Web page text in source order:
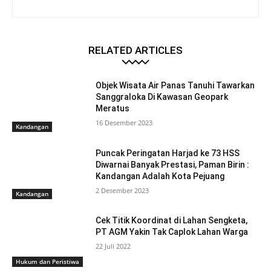
RELATED ARTICLES
Kandangan
Objek Wisata Air Panas Tanuhi Tawarkan
Sanggraloka Di Kawasan Geopark
Meratus
16 Desember 2023
Kandangan
Puncak Peringatan Harjad ke 73 HSS
Diwarnai Banyak Prestasi, Paman Birin :
Kandangan Adalah Kota Pejuang
2 Desember 2023
Hukum dan Peristiwa
Cek Titik Koordinat di Lahan Sengketa,
PT AGM Yakin Tak Caplok Lahan Warga
22 Juli 2022